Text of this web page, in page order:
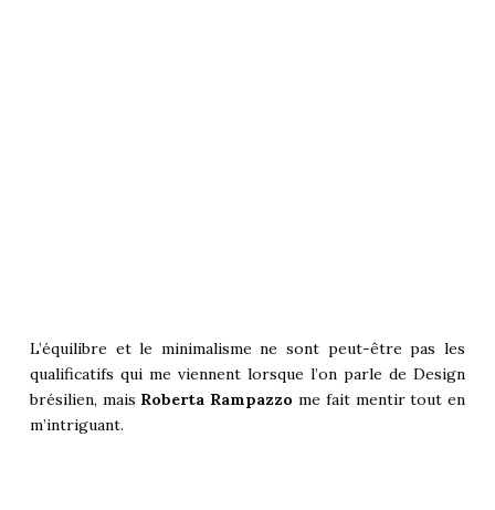
L’équilibre et le minimalisme ne sont peut-être pas les
qualificatifs qui me viennent lorsque l’on parle de Design
brésilien, mais Roberta Rampazzo me fait mentir tout en
m’intriguant.